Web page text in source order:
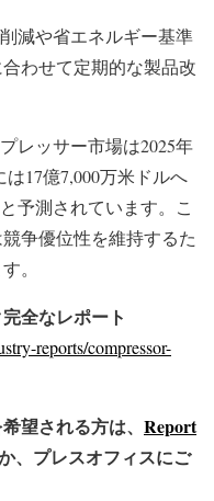
減や省エネルギー基準
わせて定期的な製品改
レッサー市場は2025年
17億7,000万米ドルへ
予測されています。こ
争優位性を維持するた
。
全なレポート
reports/compressor-
望される方は、 Report
、プレスオフィスにご